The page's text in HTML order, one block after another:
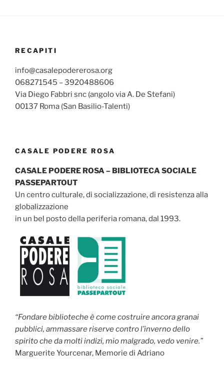
RECAPITI
info@casalepodererosa.org
068271545 – 3920488606
Via Diego Fabbri snc (angolo via A. De Stefani)
00137 Roma (San Basilio-Talenti)
CASALE PODERE ROSA
CASALE PODERE ROSA – BIBLIOTECA SOCIALE
PASSEPARTOUT
Un centro culturale, di socializzazione, di resistenza alla
globalizzazione
in un bel posto della periferia romana, dal 1993.
“Fondare biblioteche è come costruire ancora granai
pubblici, ammassare riserve contro l’inverno dello
spirito che da molti indizi, mio malgrado, vedo venire.”
Marguerite Yourcenar, Memorie di Adriano